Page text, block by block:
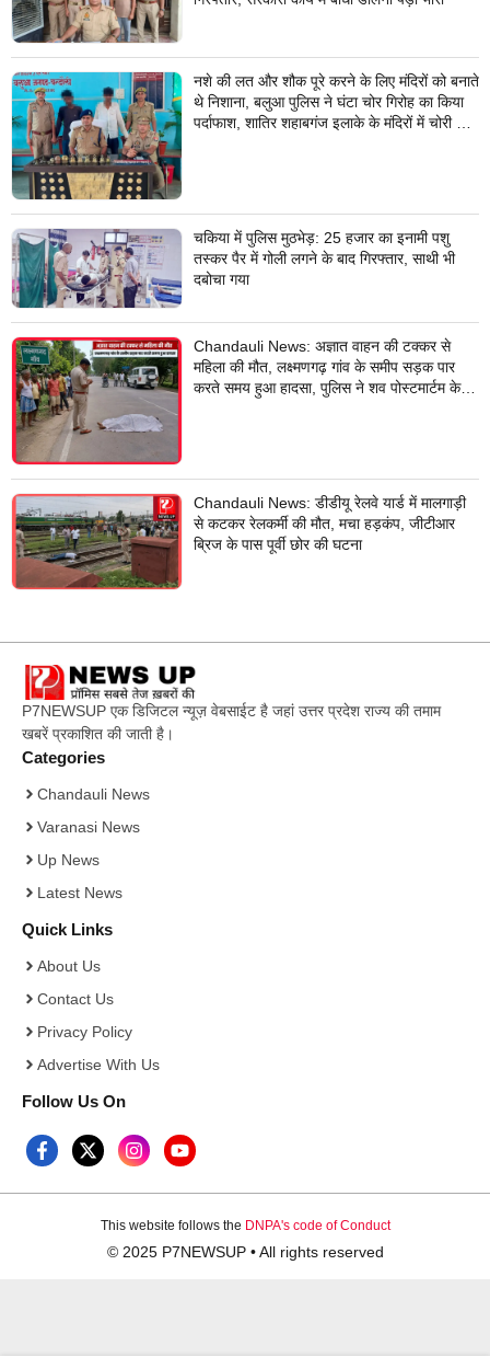
नशे की लत और शौक पूरे करने के लिए मंदिरों को बनाते
थे निशाना, बलुआ पुलिस ने घंटा चोर गिरोह का किया
पर्दाफाश, शातिर शहाबगंज इलाके के मंदिरों में चोरी की
चकिया में पुलिस मुठभेड़: 25 हजार का इनामी पशु
तस्कर पैर में गोली लगने के बाद गिरफ्तार, साथी भी
दबोचा गया
Chandauli News: अज्ञात वाहन की टक्कर से
महिला की मौत, लक्ष्मणगढ़ गांव के समीप सड़क पार
करते समय हुआ हादसा, पुलिस ने शव पोस्टमार्टम के
Chandauli News: डीडीयू रेलवे यार्ड में मालगाड़ी
से कटकर रेलकर्मी की मौत, मचा हड़कंप, जीटीआर
ब्रिज के पास पूर्वी छोर की घटना
P7NEWSUP एक डिजिटल न्यूज़ वेबसाईट है जहां उत्तर प्रदेश राज्य की तमाम
खबरें प्रकाशित की जाती है।
Categories
Chandauli News
Varanasi News
Up News
Latest News
Quick Links
About Us
Contact Us
Privacy Policy
Advertise With Us
Follow Us On
This website follows the DNPA's code of Conduct
© 2025 P7NEWSUP • All rights reserved